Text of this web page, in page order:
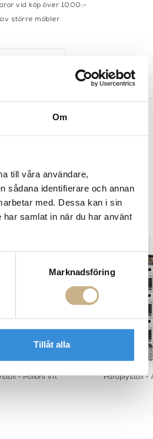
Om
till våra användare,
sådana identifierare och annan
med. Dessa kan i sin
samlat in när du har använt
Marknadsföring
Tillåt alla
vid köp över 1000:-
större möbler
- Palloni Vit Paraplyställ -